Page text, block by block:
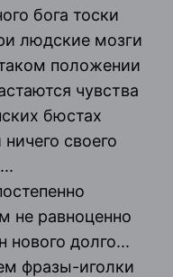
бога тоски
людские мозги
положении
чувства
бюстах
своего
не равноценно
нового долго...
фразы-иголки